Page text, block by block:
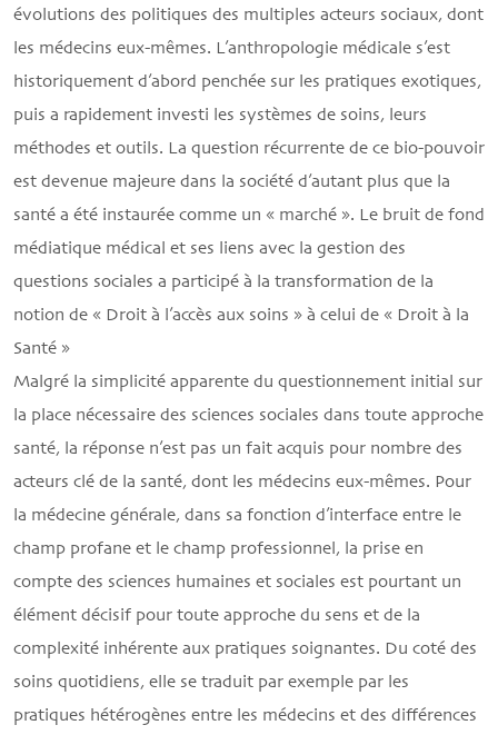
évolutions des politiques des multiples acteurs sociaux, dont
les médecins eux-mêmes. L’anthropologie médicale s’est
historiquement d’abord penchée sur les pratiques exotiques,
puis a rapidement investi les systèmes de soins, leurs
méthodes et outils. La question récurrente de ce bio-pouvoir
est devenue majeure dans la société d’autant plus que la
santé a été instaurée comme un « marché ». Le bruit de fond
médiatique médical et ses liens avec la gestion des
questions sociales a participé à la transformation de la
notion de « Droit à l’accès aux soins » à celui de « Droit à la
Santé »
Malgré la simplicité apparente du questionnement initial sur
la place nécessaire des sciences sociales dans toute approche
santé, la réponse n’est pas un fait acquis pour nombre des
acteurs clé de la santé, dont les médecins eux-mêmes. Pour
la médecine générale, dans sa fonction d’interface entre le
champ profane et le champ professionnel, la prise en
compte des sciences humaines et sociales est pourtant un
élément décisif pour toute approche du sens et de la
complexité inhérente aux pratiques soignantes. Du coté des
soins quotidiens, elle se traduit par exemple par les
pratiques hétérogènes entre les médecins et des différences